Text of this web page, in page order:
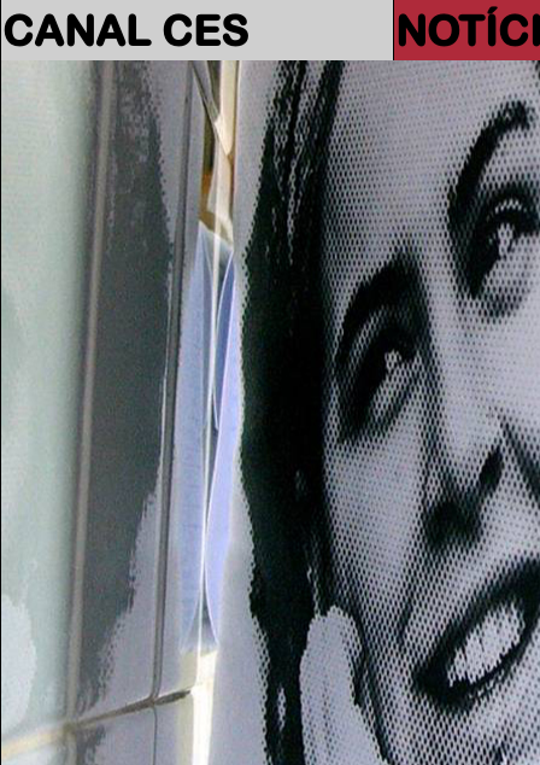
CANAL CES